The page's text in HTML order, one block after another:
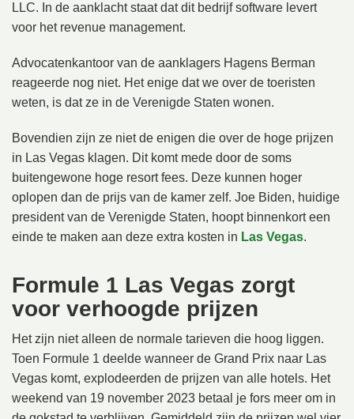
LLC. In de aanklacht staat dat dit bedrijf software levert
voor het revenue management.
Advocatenkantoor van de aanklagers Hagens Berman
reageerde nog niet. Het enige dat we over de toeristen
weten, is dat ze in de Verenigde Staten wonen.
Bovendien zijn ze niet de enigen die over de hoge prijzen
in Las Vegas klagen. Dit komt mede door de soms
buitengewone hoge resort fees. Deze kunnen hoger
oplopen dan de prijs van de kamer zelf. Joe Biden, huidige
president van de Verenigde Staten, hoopt binnenkort een
einde te maken aan deze extra kosten in Las Vegas.
Formule 1 Las Vegas zorgt
voor verhoogde prijzen
Het zijn niet alleen de normale tarieven die hoog liggen.
Toen Formule 1 deelde wanneer de Grand Prix naar Las
Vegas komt, explodeerden de prijzen van alle hotels. Het
weekend van 19 november 2023 betaal je fors meer om in